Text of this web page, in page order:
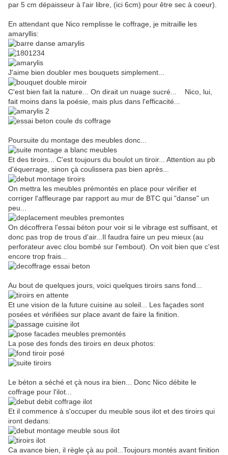
par 5 cm dépaisseur à l'air libre, (ici 6cm) pour être sec à coeur).
En attendant que Nico remplisse le coffrage, je mitraille les
amaryllis:
J'aime bien doubler mes bouquets simplement...
C'est bien fait la nature... On dirait un nuage sucré... Nico, lui,
fait moins dans la poésie, mais plus dans l'efficacité...
Poursuite du montage des meubles donc...
Et des tiroirs... C'est toujours du boulot un tiroir... Attention au pb
d'équerrage, sinon çà coulissera pas bien après...
On mettra les meubles prémontés en place pour vérifier et
corriger l'affleurage par rapport au mur de BTC qui "danse" un
peu...
On décoffrera l'essai béton pour voir si le vibrage est suffisant, et
donc pas trop de trous d'air...Il faudra faire un peu mieux (au
perforateur avec clou bombé sur l'embout). On voit bien que c'est
encore trop frais...
Au bout de quelques jours, voici quelques tiroirs sans fond...
Et une vision de la future cuisine au soleil... Les façades sont
posées et vérifiées sur place avant de faire la finition.
La pose des fonds des tiroirs en deux photos:
Le béton a séché et çà nous ira bien... Donc Nico débite le
coffrage pour l'ilot...
Et il commence à s'occuper du meuble sous ilot et des tiroirs qui
iront dedans:
Ca avance bien, il règle çà au poil...Toujours montés avant finition